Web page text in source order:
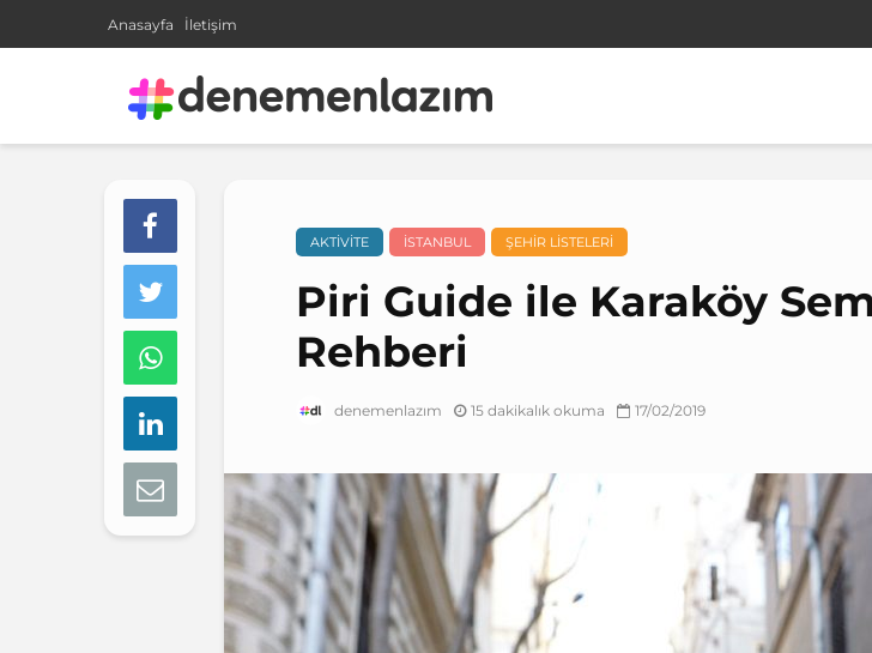
Anasayfa İletişim
AKTIVITE İSTANBUL ŞEHIR LISTELERI
Piri Guide ile Karaköy
Rehberi
denemenlazım 15 dakikalık okuma 17/02/2019